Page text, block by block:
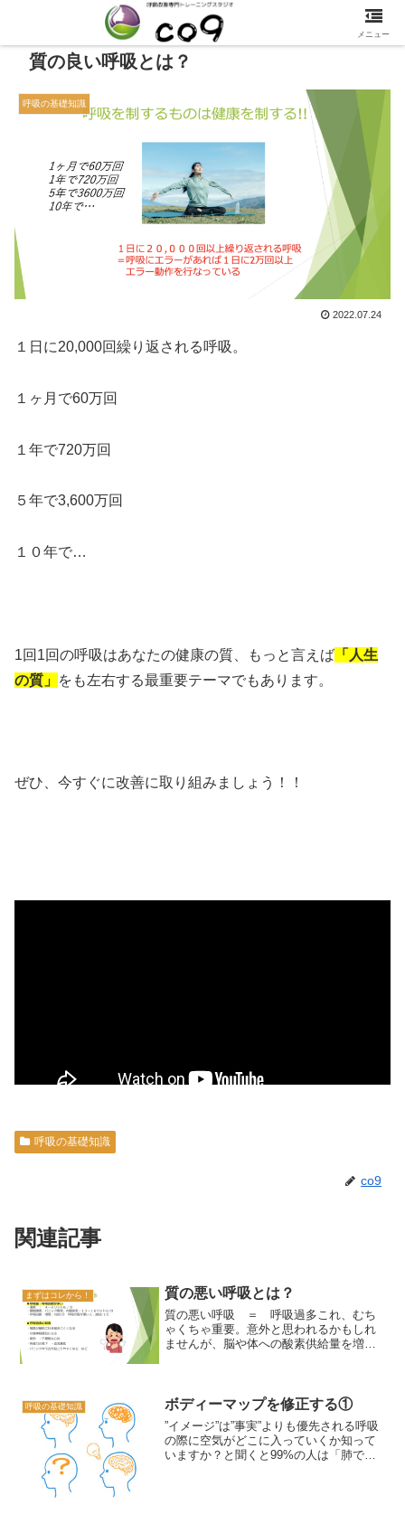
質の良い呼吸とは？
呼吸の基礎知識
2022.07.24
１日に20,000回繰り返される呼吸。
１ヶ月で60万回
１年で720万回
５年で3,600万回
１０年で…
1回1回の呼吸はあなたの健康の質、もっと言えば 「人生
の質」
をも左右する最重要テーマでもあります。
ぜひ、今すぐに改善に取り組みましょう！！
呼吸の基礎知識
co9
関連記事
まずはコレから！ 質の悪い呼吸とは？
質の悪い呼吸 ＝ 呼吸過多これ、むち
ゃくちゃ重要。意外と思われるかもしれ
ませんが、脳や体への酸素供給量を増や
呼吸の基礎知識 ボディーマップを修正する①
”イメージ”は”事実”よりも優先される呼吸
の際に空気がどこに入っていくか知って
いますか？と聞くと99%の人は「肺で
メニュー